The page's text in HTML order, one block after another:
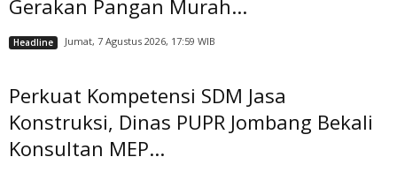
Gerakan Pangan Murah...
Headline Jumat, 7 Agustus 2026, 17:59 WIB
Perkuat Kompetensi SDM Jasa
Konstruksi, Dinas PUPR Jombang Bekali
Konsultan MEP...